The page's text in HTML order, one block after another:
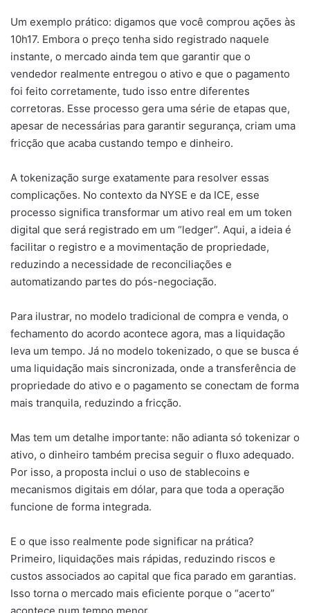
Um exemplo prático: digamos que você comprou ações às
10h17. Embora o preço tenha sido registrado naquele
instante, o mercado ainda tem que garantir que o
vendedor realmente entregou o ativo e que o pagamento
foi feito corretamente, tudo isso entre diferentes
corretoras. Esse processo gera uma série de etapas que,
apesar de necessárias para garantir segurança, criam uma
fricção que acaba custando tempo e dinheiro.
A tokenização surge exatamente para resolver essas
complicações. No contexto da NYSE e da ICE, esse
processo significa transformar um ativo real em um token
digital que será registrado em um “ledger”. Aqui, a ideia é
facilitar o registro e a movimentação de propriedade,
reduzindo a necessidade de reconciliações e
automatizando partes do pós-negociação.
Para ilustrar, no modelo tradicional de compra e venda, o
fechamento do acordo acontece agora, mas a liquidação
leva um tempo. Já no modelo tokenizado, o que se busca é
uma liquidação mais sincronizada, onde a transferência de
propriedade do ativo e o pagamento se conectam de forma
mais tranquila, reduzindo a fricção.
Mas tem um detalhe importante: não adianta só tokenizar o
ativo, o dinheiro também precisa seguir o fluxo adequado.
Por isso, a proposta inclui o uso de stablecoins e
mecanismos digitais em dólar, para que toda a operação
funcione de forma integrada.
E o que isso realmente pode significar na prática?
Primeiro, liquidações mais rápidas, reduzindo riscos e
custos associados ao capital que fica parado em garantias.
Isso torna o mercado mais eficiente porque o “acerto”